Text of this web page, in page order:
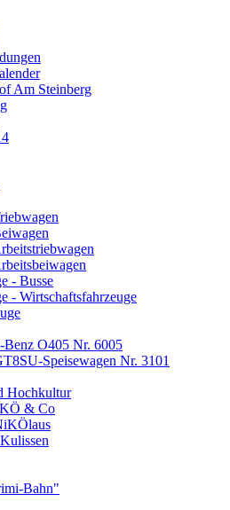
Am Steinberg
- Busse
- Wirtschaftsfahrzeuge
Benz O405 Nr. 6005
Speisewagen Nr. 3101
Hochkultur
& Co
Bahn"